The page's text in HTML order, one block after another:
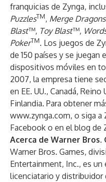
franquicias de Zynga,
PuzzlesTM, Merge
Blast™, Toy Blast™,
PokerTM. Los juegos de
de 150 países y se
dispositivos móviles en
2007, la empresa tiene
en EE. UU., Canadá,
Finlandia. Para obtener
www.zynga.com, o siga a
Facebook o en elblog de
Acerca de Warner Bros.
Warner Bros. Games,
Entertainment, Inc., es un
licenciatario y